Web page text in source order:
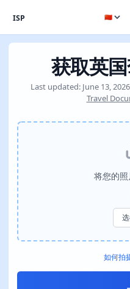
ISP
获取英
Last updated: June 13,
Travel
将您的
如何拍